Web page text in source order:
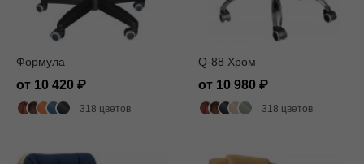
Формула
от 10 420
318 цветов
Q-88 Хром
от 10 980
318 цветов